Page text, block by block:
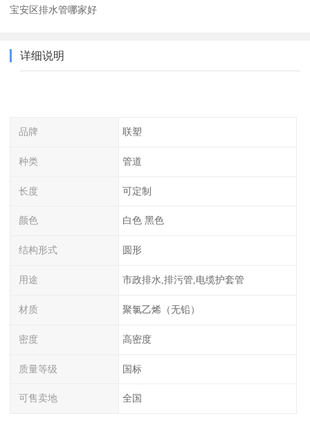
宝安区排水管哪家好
详细说明
品牌 联塑
种类 管道
长度 可定制
颜色 白色 黑色
结构形式 圆形
用途 市政排水,排污管,电缆护套管
材质 聚氯乙烯（无铅）
密度 高密度
质量等级 国标
可售卖地 全国